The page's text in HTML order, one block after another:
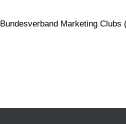
Bundesverband Marketing Clubs